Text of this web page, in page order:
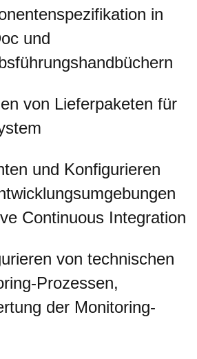
in
und
von Lieferpaketen für
und Konfigurieren
Continuous Integration
von technischen
Prozessen,
der Monitoring-